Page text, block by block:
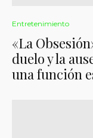
Entretenimiento
«La
duelo y la
una función